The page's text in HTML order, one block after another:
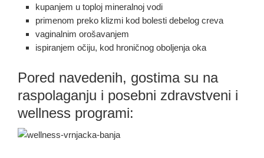
kupanjem u toploj mineralnoj vodi
primenom preko klizmi kod bolesti debelog creva
vaginalnim orošavanjem
ispiranjem očiju, kod hroničnog oboljenja oka
Pored navedenih, gostima su na
raspolaganju i posebni zdravstveni i
wellness programi: